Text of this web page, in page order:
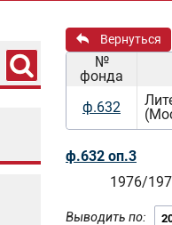
Вернуться
№
фонда
ф.632
ф.632 оп.3
1976/
Выводить по: